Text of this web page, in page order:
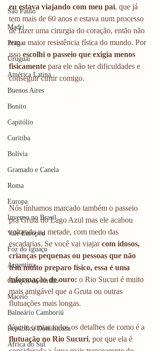
São Paulo
Madri
Praga
Uruguai
América Latina
Buenos Aires
Bonito
Capitólio
Curitiba
Bolívia
Gramado e Canela
Roma
Europa
Inverno no Brasil
Vale Europeu
Foz do Iguaçu
Argentina
Campos do Jordão
Maceió
Balneário Camboriú
República Dominicana
África do Sul
eu estava viajando com meu pai, que já
tem mais de 60 anos e estava num processo
de fazer uma cirurgia do coração, então não
tem a maior resistência física do mundo. Por
isso escolhi o passeio que exigia menos
fisicamente para ele não ter dificuldades e
conseguir curtir comigo.
Nós tínhamos marcado também o passeio
pra Gruta do Lago Azul mas ele acabou
voltando na metade, com medo das
escadarias. Se você vai viajar com idosos,
crianças pequenas ou pessoas que não
têm muito preparo físico, essa é uma
informação de ouro: o Rio Sucuri é muito
mais amigável que a Gruta ou outras
flutuações mais longas.
Vou te contar todos os detalhes de como é a
flutuação no Rio Sucuri, por que ela é